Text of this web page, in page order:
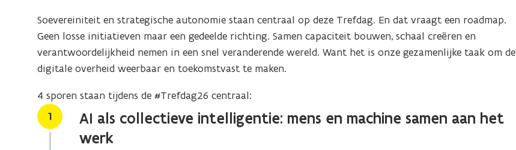
Soevereiniteit en strategische autonomie staan centraal op deze Trefdag. En dat vraagt een roadmap.
Geen losse initiatieven maar een gedeelde richting. Samen capaciteit bouwen, schaal creëren en
verantwoordelijkheid nemen in een snel veranderende wereld. Want het is onze gezamenlijke taak om de
digitale overheid weerbaar en toekomstvast te maken.
4 sporen staan tijdens de #Trefdag26 centraal:
Stap
1
AI als collectieve intelligentie: mens en machine samen aan het
werk